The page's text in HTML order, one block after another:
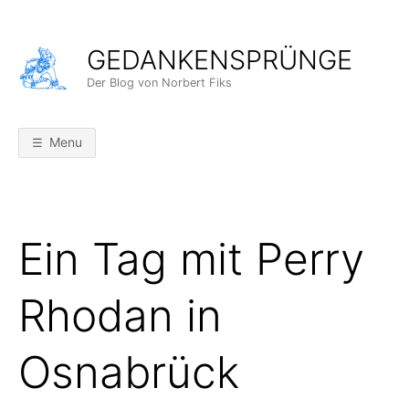
content
GEDANKENSPRÜNGE
Der Blog von Norbert Fiks
Menu
Ein Tag mit Perry
Rhodan in
Osnabrück